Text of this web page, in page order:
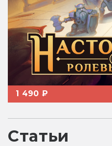
1 490 ₽
Статьи